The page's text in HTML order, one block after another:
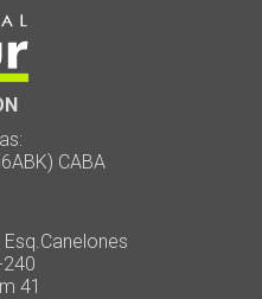
CABA
41